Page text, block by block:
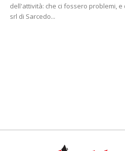
dell'attività: che ci fossero problemi,
srl di Sarcedo...